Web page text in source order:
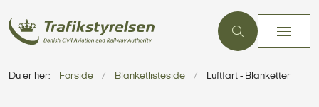
Du er her: Forside Blanketlisteside Luftfart - Blanketter